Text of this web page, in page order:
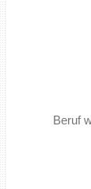
Beruf